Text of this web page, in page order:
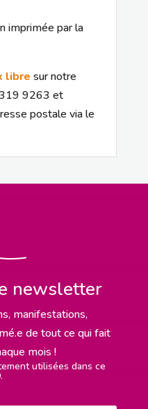
imprimée par la
libre sur notre
9263 et
postale via le
newsletter
manifestations,
de tout ce qui fait
mois !
utilisées dans ce